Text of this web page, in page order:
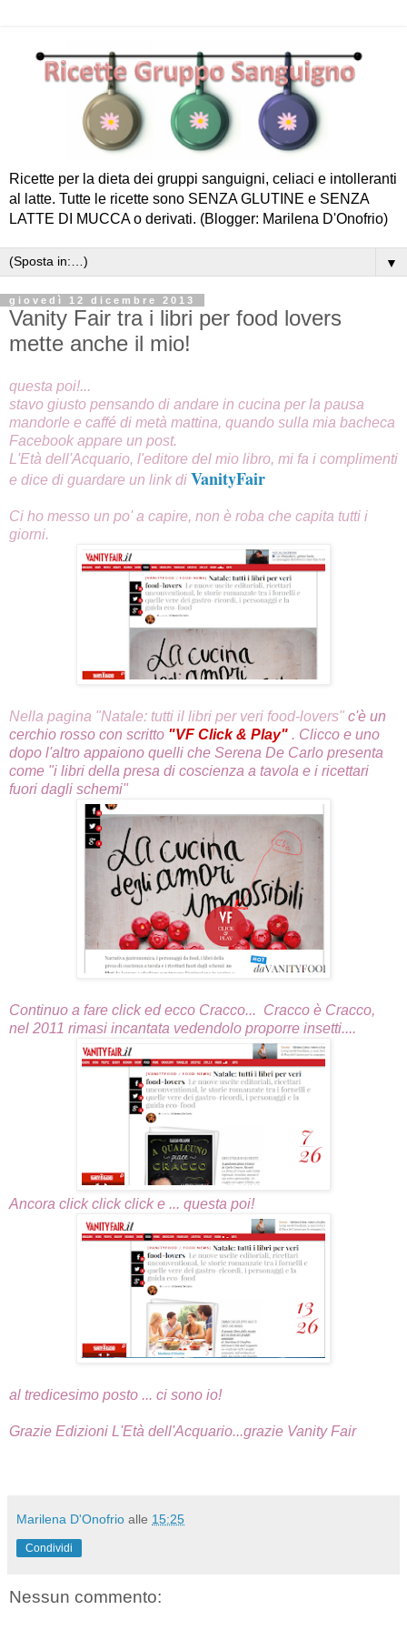
Ricette per la dieta dei gruppi sanguigni, celiaci e intolleranti
al latte. Tutte le ricette sono SENZA GLUTINE e SENZA
LATTE DI MUCCA o derivati. (Blogger: Marilena D'Onofrio)
▼
giovedì 12 dicembre 2013
Vanity Fair tra i libri per food lovers
mette anche il mio!
questa poi!...
stavo giusto pensando di andare in cucina per la pausa
mandorle e caffé di metà mattina, quando sulla mia bacheca
Facebook appare un post.
L'Età dell'Acquario, l'editore del mio libro, mi fa i complimenti
e dice di guardare un link di VanityFair
Ci ho messo un po' a capire, non è roba che capita tutti i
giorni.
Nella pagina "Natale: tutti il libri per veri food-lovers" c'è un
cerchio rosso con scritto "VF Click & Play" . Clicco e uno
dopo l'altro appaiono quelli che Serena De Carlo presenta
come "i libri della presa di coscienza a tavola e i ricettari
fuori dagli schemi"
Continuo a fare click ed ecco Cracco... Cracco è Cracco,
nel 2011 rimasi incantata vedendolo proporre insetti....
Ancora click click click e ... questa poi!
al tredicesimo posto ... ci sono io!
Grazie Edizioni L'Età dell'Acquario...grazie Vanity Fair
Marilena D'Onofrio alle 15:25
Condividi
Nessun commento: